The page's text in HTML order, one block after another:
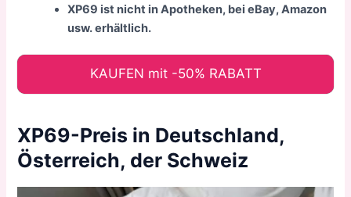
XP69 ist nicht in Apotheken, bei eBay, Amazon
usw. erhältlich.
KAUFEN mit -50% RABATT
XP69-Preis in Deutschland,
Österreich, der Schweiz